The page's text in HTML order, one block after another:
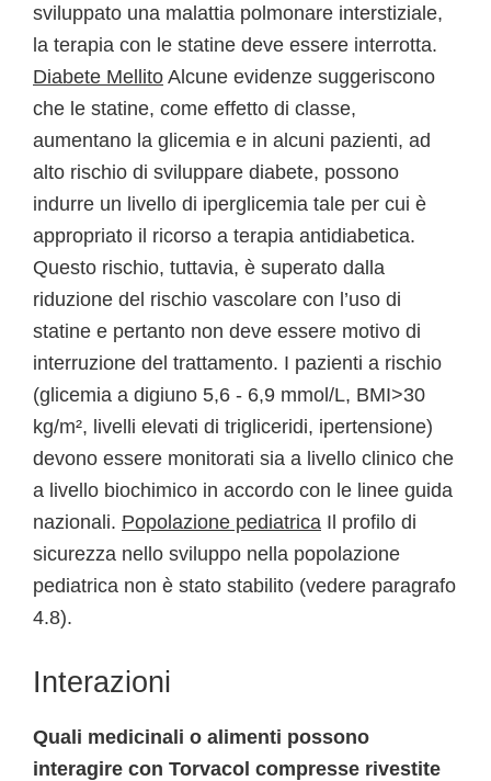
sviluppato una malattia polmonare interstiziale,
la terapia con le statine deve essere interrotta.
Diabete Mellito Alcune evidenze suggeriscono
che le statine, come effetto di classe,
aumentano la glicemia e in alcuni pazienti, ad
alto rischio di sviluppare diabete, possono
indurre un livello di iperglicemia tale per cui è
appropriato il ricorso a terapia antidiabetica.
Questo rischio, tuttavia, è superato dalla
riduzione del rischio vascolare con l’uso di
statine e pertanto non deve essere motivo di
interruzione del trattamento. I pazienti a rischio
(glicemia a digiuno 5,6 - 6,9 mmol/L, BMI>30
kg/m², livelli elevati di trigliceridi, ipertensione)
devono essere monitorati sia a livello clinico che
a livello biochimico in accordo con le linee guida
nazionali. Popolazione pediatrica Il profilo di
sicurezza nello sviluppo nella popolazione
pediatrica non è stato stabilito (vedere paragrafo
4.8).
Interazioni
Quali medicinali o alimenti possono
interagire con Torvacol compresse rivestite